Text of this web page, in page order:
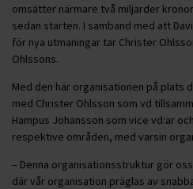
omsätter närmare två miljarder
sedan starten. I samband med att
för nya utmaningar tar Christer
Ohlssons.
Med den här organisationen på plats
med Christer Ohlsson som vd
Hampus Johansson som vice vd:ar
respektive områden, med varsin
– Denna organisationsstruktur gör
där vår organisation präglas av